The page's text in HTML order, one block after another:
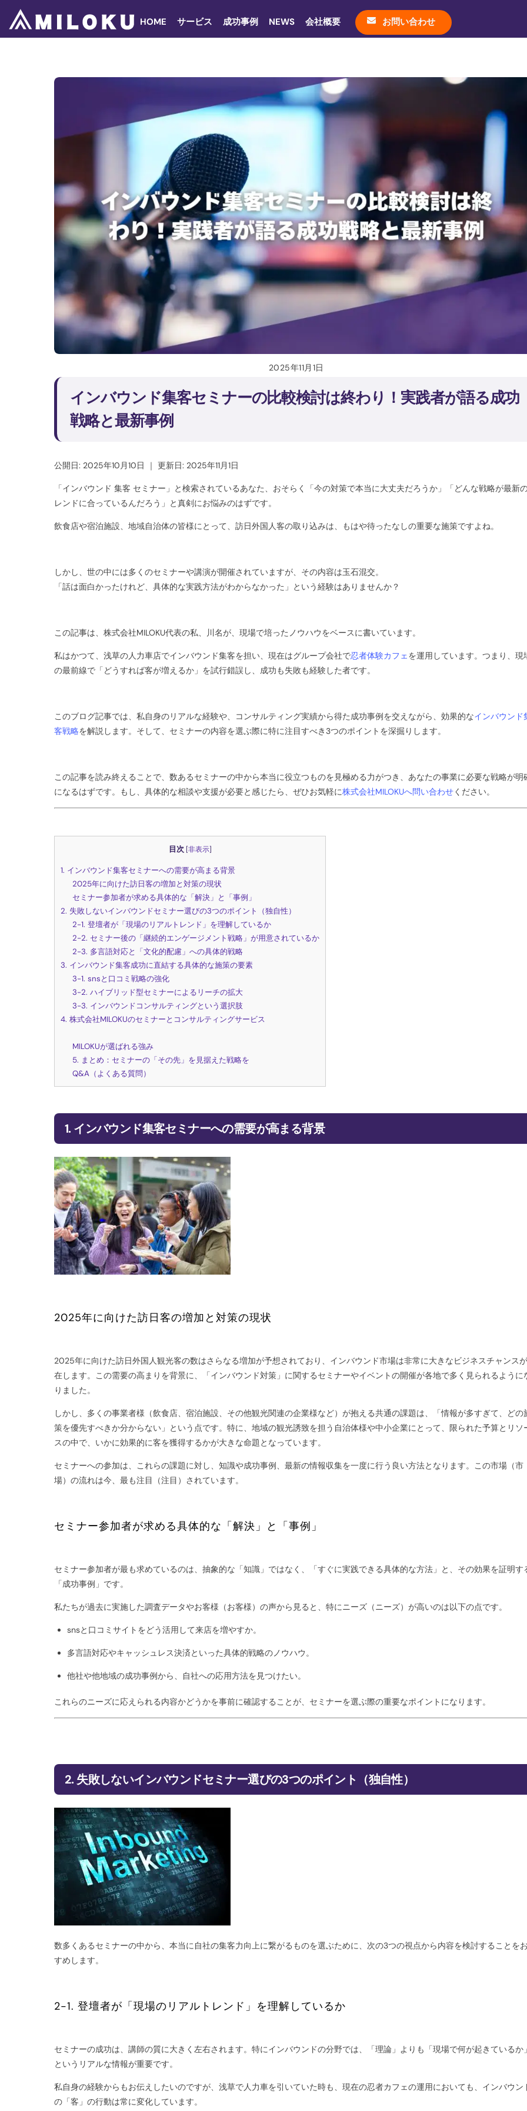
content
HOME サービス 成功事例 NEWS 会社概要 お問い合わせ
2025年11月1日
インバウンド集客セミナーの比較検討は終わり！実践者が語る成功
戦略と最新事例
公開日: 2025年10月10日 ｜ 更新日: 2025年11月1日
「インバウンド 集客 セミナー」と検索されているあなた、おそらく「今の対策で本当に大丈夫だろうか」「どんな戦略が最新
レンドに合っているんだろう」と真剣にお悩みのはずです。
飲食店や宿泊施設、地域自治体の皆様にとって、訪日外国人客の取り込みは、もはや待ったなしの重要な施策ですよね。
しかし、世の中には多くのセミナーや講演が開催されていますが、その内容は玉石混交。
「話は面白かったけれど、具体的な実践方法がわからなかった」という経験はありませんか？
この記事は、株式会社MILOKU代表の私、川名が、現場で培ったノウハウをベースに書いています。
私はかつて、浅草の人力車店でインバウンド集客を担い、現在はグループ会社で忍者体験カフェを運用しています。つまり、現
の最前線で「どうすれば客が増えるか」を試行錯誤し、成功も失敗も経験した者です。
このブログ記事では、私自身のリアルな経験や、コンサルティング実績から得た成功事例を交えながら、効果的なインバウンド
客戦略を解説します。そして、セミナーの内容を選ぶ際に特に注目すべき3つのポイントを深掘りします。
この記事を読み終えることで、数あるセミナーの中から本当に役立つものを見極める力がつき、あなたの事業に必要な戦略が明
になるはずです。もし、具体的な相談や支援が必要と感じたら、ぜひお気軽に株式会社MILOKUへ問い合わせください。
目次 [非表示]
1. インバウンド集客セミナーへの需要が高まる背景
2025年に向けた訪日客の増加と対策の現状
セミナー参加者が求める具体的な「解決」と「事例」
2. 失敗しないインバウンドセミナー選びの3つのポイント（独自性）
2-1. 登壇者が「現場のリアルトレンド」を理解しているか
2-2. セミナー後の「継続的エンゲージメント戦略」が用意されているか
2-3. 多言語対応と「文化的配慮」への具体的戦略
3. インバウンド集客成功に直結する具体的な施策の要素
3-1. snsと口コミ戦略の強化
3-2. ハイブリッド型セミナーによるリーチの拡大
3-3. インバウンドコンサルティングという選択肢
4. 株式会社MILOKUのセミナーとコンサルティングサービス
MILOKUが選ばれる強み
5. まとめ：セミナーの「その先」を見据えた戦略を
Q&A（よくある質問）
1. インバウンド集客セミナーへの需要が高まる背景
2025年に向けた訪日客の増加と対策の現状
2025年に向けた訪日外国人観光客の数はさらなる増加が予想されており、インバウンド市場は非常に大きなビジネスチャンス
在します。この需要の高まりを背景に、「インバウンド対策」に関するセミナーやイベントの開催が各地で多く見られるように
りました。
しかし、多くの事業者様（飲食店、宿泊施設、その他観光関連の企業様など）が抱える共通の課題は、「情報が多すぎて、どの
策を優先すべきか分からない」という点です。特に、地域の観光誘致を担う自治体様や中小企業にとって、限られた予算とリソ
スの中で、いかに効果的に客を獲得するかが大きな命題となっています。
セミナーへの参加は、これらの課題に対し、知識や成功事例、最新の情報収集を一度に行う良い方法となります。この市場（市
場）の流れは今、最も注目（注目）されています。
セミナー参加者が求める具体的な「解決」と「事例」
セミナー参加者が最も求めているのは、抽象的な「知識」ではなく、「すぐに実践できる具体的な方法」と、その効果を証明す
「成功事例」です。
私たちが過去に実施した調査データやお客様（お客様）の声から見ると、特にニーズ（ニーズ）が高いのは以下の点です。
snsと口コミサイトをどう活用して来店を増やすか。
多言語対応やキャッシュレス決済といった具体的戦略のノウハウ。
他社や他地域の成功事例から、自社への応用方法を見つけたい。
これらのニーズに応えられる内容かどうかを事前に確認することが、セミナーを選ぶ際の重要なポイントになります。
2. 失敗しないインバウンドセミナー選びの3つのポイント（独自性）
数多くあるセミナーの中から、本当に自社の集客力向上に繋がるものを選ぶために、次の3つの視点から内容を検討することを
すめします。
2-1. 登壇者が「現場のリアルトレンド」を理解しているか
セミナーの成功は、講師の質に大きく左右されます。特にインバウンドの分野では、「理論」よりも「現場で何が起きているか」
というリアルな情報が重要です。
私自身の経験からもお伝えしたいのですが、浅草で人力車を引いていた時も、現在の忍者カフェの運用においても、インバウン
の「客」の行動は常に変化しています。